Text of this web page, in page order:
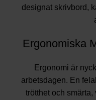
designat skrivbord,
Ergonomiska
Ergonomi är
arbetsdagen. En
trötthet och